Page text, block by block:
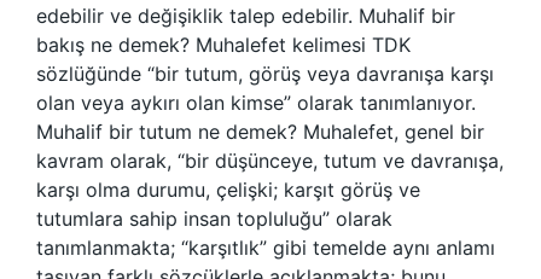
edebilir ve değişiklik talep edebilir. Muhalif bir
bakış ne demek? Muhalefet kelimesi TDK
sözlüğünde “bir tutum, görüş veya davranışa karşı
olan veya aykırı olan kimse” olarak tanımlanıyor.
Muhalif bir tutum ne demek? Muhalefet, genel bir
kavram olarak, “bir düşünceye, tutum ve davranışa,
karşı olma durumu, çelişki; karşıt görüş ve
tutumlara sahip insan topluluğu” olarak
tanımlanmakta; “karşıtlık” gibi temelde aynı anlamı